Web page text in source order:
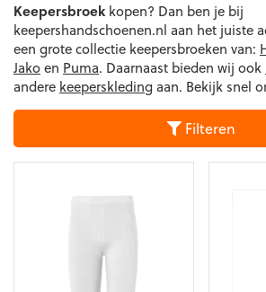
Keepersbroek kopen? Dan ben je bij
keepershandschoenen.nl aan het juiste
een grote collectie keepersbroeken van:
Jakoen Puma. Daarnaast bieden wij ook
andere keeperskledingaan. Bekijk snel
Filteren